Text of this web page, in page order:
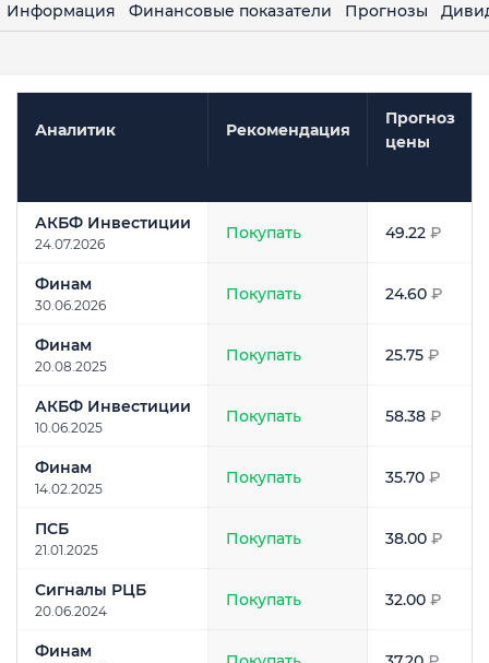
Информация Финансовые показатели Прогнозы
Аналитик Рекомендация
Прогноз
цены
АКБФ Инвестиции
24.07.2026
Покупать 49.22 ₽
Финам
30.06.2026
Покупать 24.60 ₽
Финам
20.08.2025
Покупать 25.75 ₽
АКБФ Инвестиции
10.06.2025
Покупать 58.38 ₽
Финам
14.02.2025
Покупать 35.70 ₽
ПСБ
21.01.2025
Покупать 38.00 ₽
Сигналы РЦБ
20.06.2024
Покупать 32.00 ₽
Финам